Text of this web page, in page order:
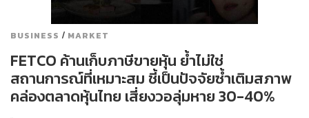
BUSINESS / MARKET
FETCO ค้านเก็บภาษีขายหุ้น ย้ำไม่ใช่
สถานการณ์ที่เหมาะสม ชี้เป็นปัจจัยซ้ำเติมสภาพ
คล่องตลาดหุ้นไทย เสี่ยงวอลุ่มหาย 30-40%